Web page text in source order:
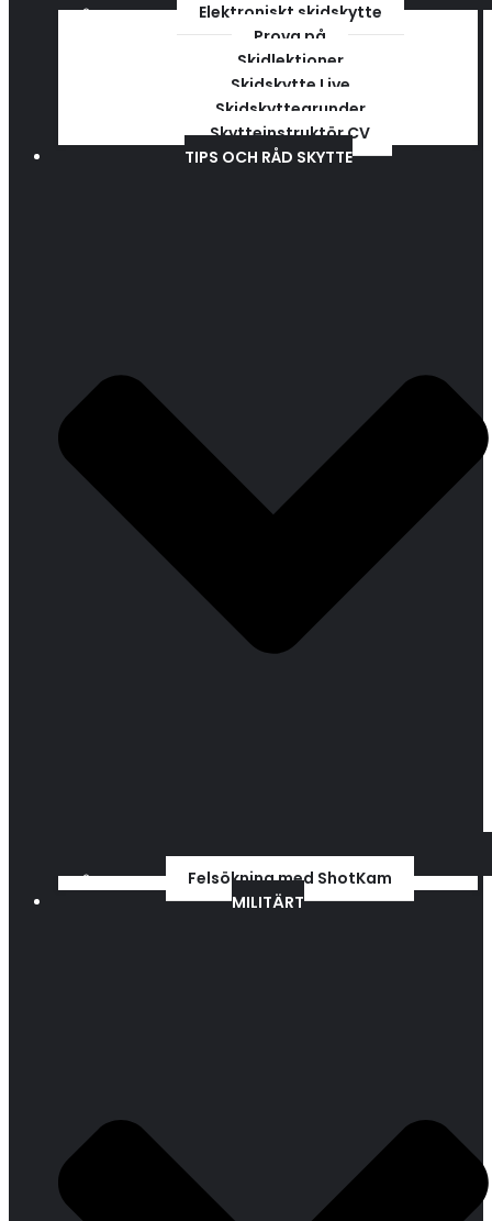
Elektroniskt skidskytte
Prova på
Skidlektioner
Skidskytte Live
Skidskyttegrunder
Skytteinstruktör CV
TIPS OCH RÅD SKYTTE
Felsökning med ShotKam
MILITÄRT